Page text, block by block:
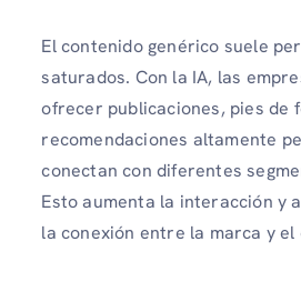
El contenido genérico suele
saturados. Con la IA, las
ofrecer publicaciones, pies de
recomendaciones altamente
conectan con diferentes
Esto aumenta la interacción y
la conexión entre la marca y el